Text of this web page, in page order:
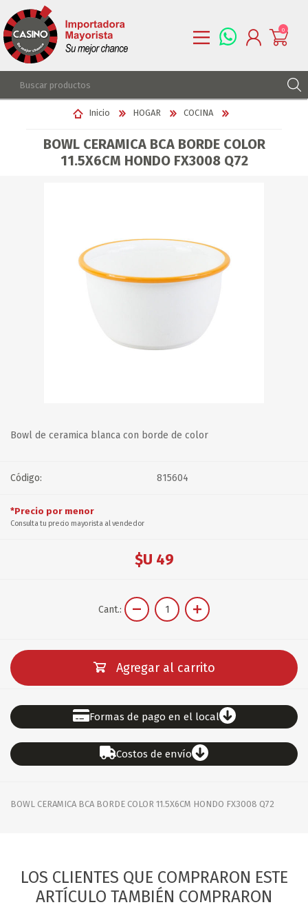
REGISTRARSE
LISTA DE DESEOS
0
Inicio HOGAR COCINA
BOWL CERAMICA BCA BORDE COLOR
11.5X6CM HONDO FX3008 Q72
Bowl de ceramica blanca con borde de color
Código: 815604
*Precio por menor
Consulta tu precio mayorista al vendedor
$U 49
Cant.:
Agregar al carrito
Formas de pago en el local
Costos de envío
BOWL CERAMICA BCA BORDE COLOR 11.5X6CM HONDO FX3008 Q72
LOS CLIENTES QUE COMPRARON ESTE
ARTÍCULO TAMBIÉN COMPRARON